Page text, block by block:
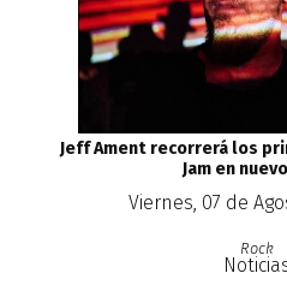
Jeff Ament recorrerá los
Jam en
Viernes, 07 de
Rock